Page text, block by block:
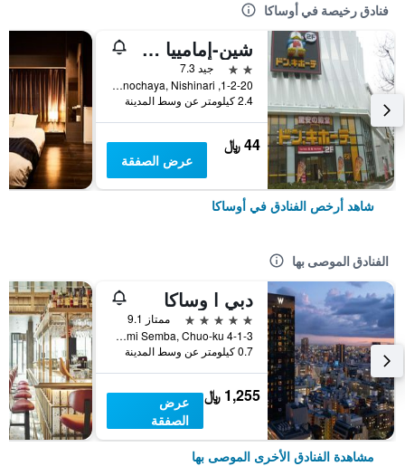
فنادق رخيصة في أوساكا
شين-إمامييا هوتل
2 نجمتين
جيد 7.3
1-2-20, Haginochaya, Nishinari, أوساكا, اليابان
2.4 كيلومتر عن وسط المدينة
44 ﷼
عرض الصفقة
شاهد أرخص الفنادق في أوساكا
الفنادق الموصى بها
دبي ا وساكا
5 نجوم
ممتاز 9.1
4-1-3 Minami Semba, Chuo-ku, أوساكا, اليابان
0.7 كيلومتر عن وسط المدينة
1,255 ﷼
عرض
الصفقة
مشاهدة الفنادق الأخرى الموصى بها